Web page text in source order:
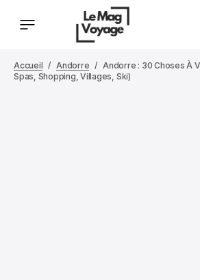
Accueil Andorre
Andorre : 30 Choses À
Spas, Shopping, Villages, Ski)